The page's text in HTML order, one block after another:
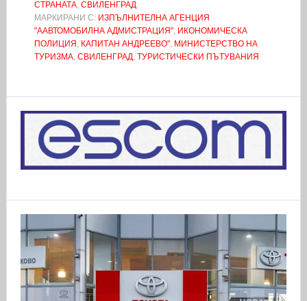
СТРАНАТА, СВИЛЕНГРАД
МАРКИРАНИ С: ИЗПЪЛНИТЕЛНА АГЕНЦИЯ
"ААВТОМОБИЛНА АДМИСТРАЦИЯ", ИКОНОМИЧЕСКА
ПОЛИЦИЯ , КАПИТАН АНДРЕЕВО", МИНИСТЕРСТВО НА
ТУРИЗМА, СВИЛЕНГРАД, ТУРИСТИЧЕСКИ ПЪТУВАНИЯ